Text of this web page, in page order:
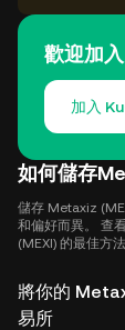
歡迎加
加入
如何儲存
儲存 Metaxiz
和偏好而異。 查
(MEXI) 的最佳方法
將你的
易所